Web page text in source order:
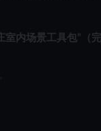
室内场景工具包” （